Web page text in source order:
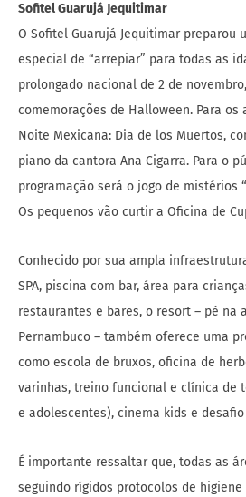
Sofitel Guarujá Jequitimar
O Sofitel Guarujá Jequitimar preparou
especial de “arrepiar” para todas as
prolongado nacional de 2 de
comemorações de Halloween. Para os
Noite Mexicana: Dia de los Muertos,
piano da cantora Ana Cigarra. Para o
programação será o jogo de mistérios
Os pequenos vão curtir a Oficina de
Conhecido por sua ampla
SPA, piscina com bar, área para
restaurantes e bares, o resort – pé na
Pernambuco – também oferece uma
como escola de bruxos, oficina de
varinhas, treino funcional e clínica de
e adolescentes), cinema kids e
É importante ressaltar que, todas as
seguindo rígidos protocolos de